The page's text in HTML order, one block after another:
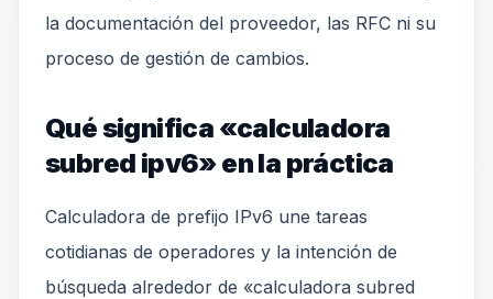
la documentación del proveedor, las RFC ni su
proceso de gestión de cambios.
Qué significa «calculadora
subred ipv6» en la práctica
Calculadora de prefijo IPv6 une tareas
cotidianas de operadores y la intención de
búsqueda alrededor de «calculadora subred